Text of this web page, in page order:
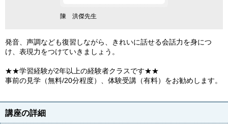
陳 洪傑先生
発音、声調なども復習しながら、きれいに話せる会話力を身につ
け、表現力をつけていきましょう。
★★学習経験が2年以上の経験者クラスです★★
事前の見学（無料/20分程度）、体験受講（有料）をお勧めします。
講座の詳細